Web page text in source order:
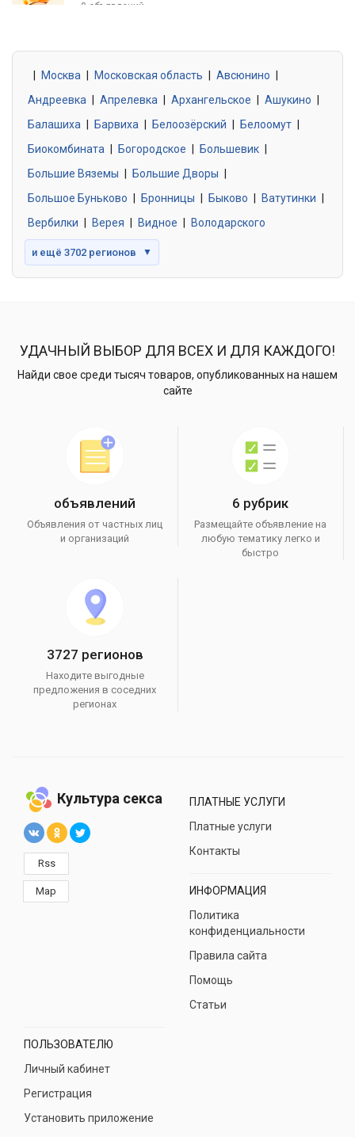
0 объявлений
0 объявлений
Знакомства без обязательств
0 объявлений
Москва Московская область Авсюнино
Андреевка
Апрелевка Архангельское Ашукино
Балашиха
Барвиха Белоозёрский Белоомут
Биокомбината
Богородское Большевик
Большие Вяземы
Большие Дворы
Большое Буньково
Бронницы Быково Ватутинки
Вербилки
Верея Видное Володарского
и ещё 3702 регионов ▼
УДАЧНЫЙ ВЫБОР ДЛЯ ВСЕХ И ДЛЯ КАЖДОГО!
Найди свое среди тысяч товаров, опубликованных на нашем
сайте
объявлений
Объявления от частных лиц
и организаций
6 рубрик
Размещайте объявление на
любую тематику легко и
быстро
3727 регионов
Находите выгодные
предложения в соседних
регионах
Культура секса
Rss
Map
ПЛАТНЫЕ УСЛУГИ
Платные услуги
Контакты
ИНФОРМАЦИЯ
Политика
конфиденциальности
Правила сайта
Помощь
Статьи
ПОЛЬЗОВАТЕЛЮ
Личный кабинет
Регистрация
Установить приложение